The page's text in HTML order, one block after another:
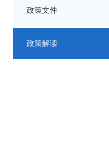
政策文件
政策解读